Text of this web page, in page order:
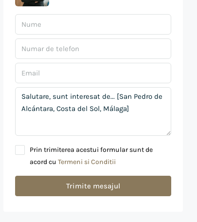
Prin trimiterea acestui formular sunt de
acord cu Termeni si Conditii
Trimite mesajul